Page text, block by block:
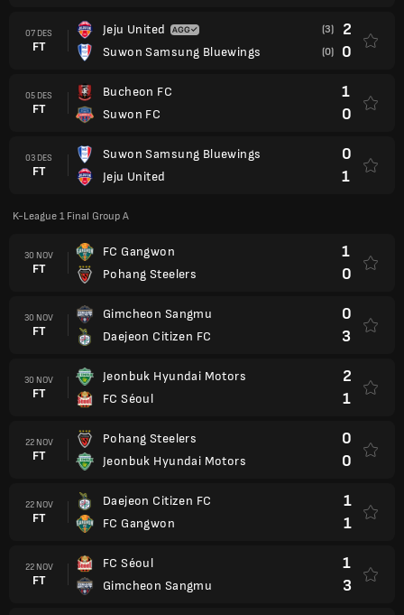
07 DES
FT
Jeju United
Suwon Samsung Bluewings
(3) 2
(0) 0
05 DES
FT
Bucheon FC
Suwon FC
1
0
03 DES
FT
Suwon Samsung Bluewings
Jeju United
0
1
K-League 1 Final Group A
30 NOV
FT
FC Gangwon
Pohang Steelers
1
0
30 NOV
FT
Gimcheon Sangmu
Daejeon Citizen FC
0
3
30 NOV
FT
Jeonbuk Hyundai Motors
FC Séoul
2
1
22 NOV
FT
Pohang Steelers
Jeonbuk Hyundai Motors
0
0
22 NOV
FT
Daejeon Citizen FC
FC Gangwon
1
1
22 NOV
FT
FC Séoul
Gimcheon Sangmu
1
3